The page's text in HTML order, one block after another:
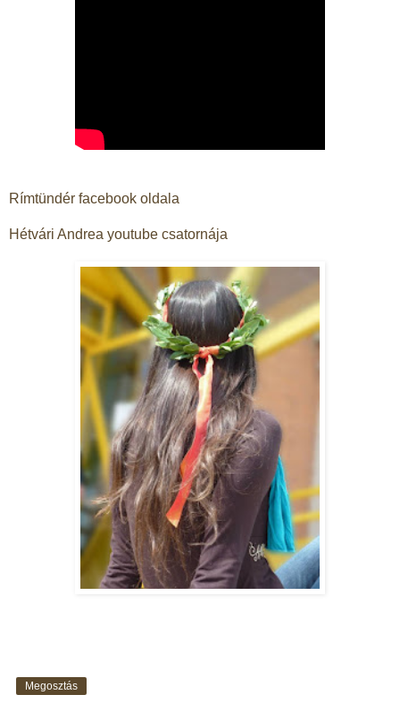
Rímtündér facebook oldala
Hétvári Andrea youtube csatornája
Megosztás